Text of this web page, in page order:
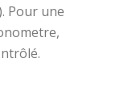
Pour une